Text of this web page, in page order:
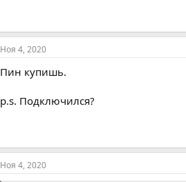
Ноя 4, 2020
Пин купишь.
p.s. Подключился?
Ноя 4, 2020